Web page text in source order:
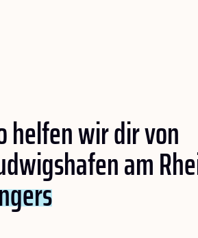
helfen wir dir von
am